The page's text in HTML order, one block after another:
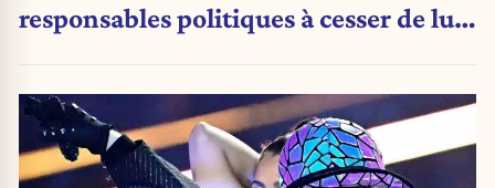
responsables politiques à cesser de lui